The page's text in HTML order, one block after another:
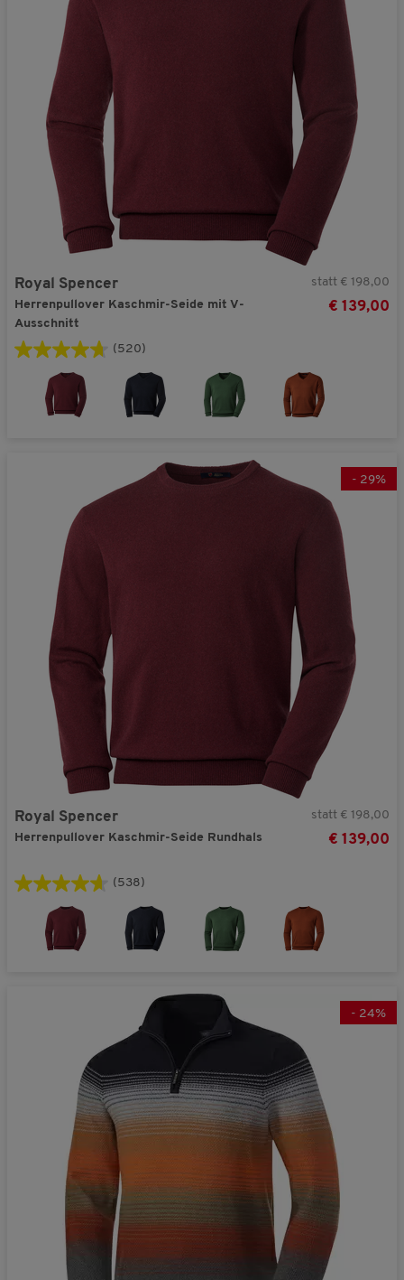
Royal Spencer
Herrenpullover Kaschmir-Seide mit V-
Ausschnitt
statt € 198,00
€ 139,00
(520)
- 29%
Royal Spencer
Herrenpullover Kaschmir-Seide Rundhals
statt € 198,00
€ 139,00
(538)
- 24%